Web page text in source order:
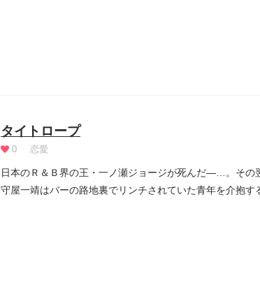
タイトロープ
0 恋愛
日本のＲ＆Ｂ界の王・一ノ瀬ジョージが死んだ―…。その
守屋一靖はバーの路地裏でリンチされていた青年を介抱